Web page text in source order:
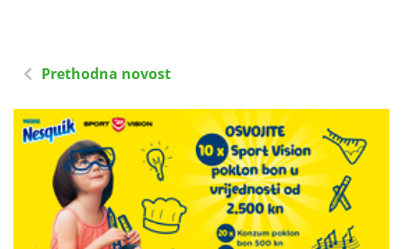
Prethodna novost